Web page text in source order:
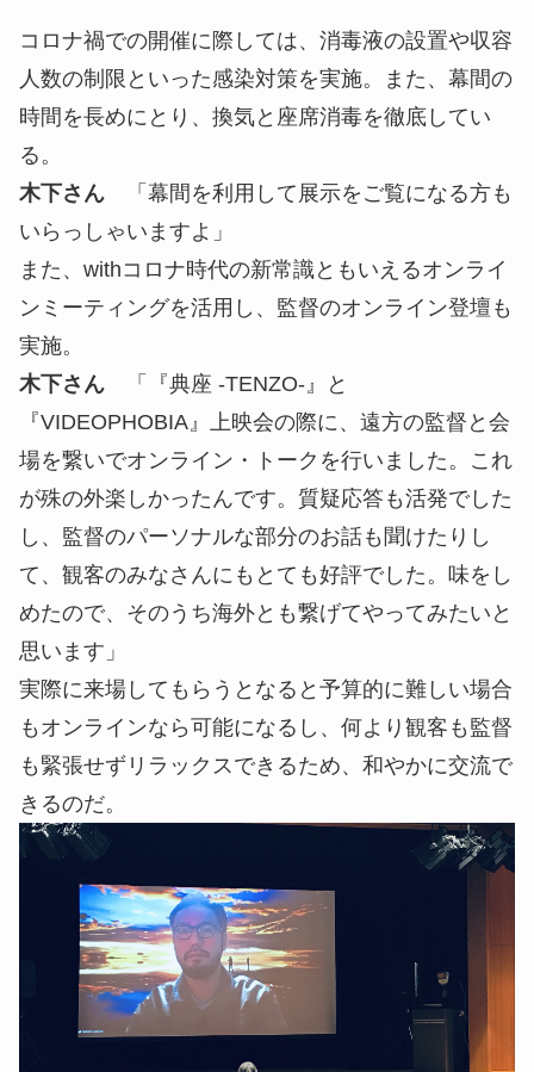
コロナ禍での開催に際しては、消毒液の設置や収容
人数の制限といった感染対策を実施。また、幕間の
時間を長めにとり、換気と座席消毒を徹底してい
る。
木下さん
「幕間を利用して展示をご覧になる方も
いらっしゃいますよ」
また、withコロナ時代の新常識ともいえるオンライ
ンミーティングを活用し、監督のオンライン登壇も
実施。
木下さん
「『典座 -TENZO-』と
『VIDEOPHOBIA』上映会の際に、遠方の監督と会
場を繋いでオンライン・トークを行いました。これ
が殊の外楽しかったんです。質疑応答も活発でした
し、監督のパーソナルな部分のお話も聞けたりし
て、観客のみなさんにもとても好評でした。味をし
めたので、そのうち海外とも繋げてやってみたいと
思います」
実際に来場してもらうとなると予算的に難しい場合
もオンラインなら可能になるし、何より観客も監督
も緊張せずリラックスできるため、和やかに交流で
きるのだ。